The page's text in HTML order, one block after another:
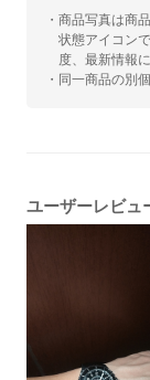
・商品写真は商
状態アイコン
度、最新情報
・同一商品の別
ユーザーレビュ